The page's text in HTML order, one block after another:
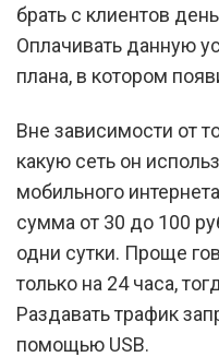
брать с клиентов
Оплачивать данную
плана, в котором
Вне зависимости от
какую сеть он
мобильного
сумма от 30 до 100
одни сутки. Проще
только на 24 часа,
Раздавать трафик
помощью USB.